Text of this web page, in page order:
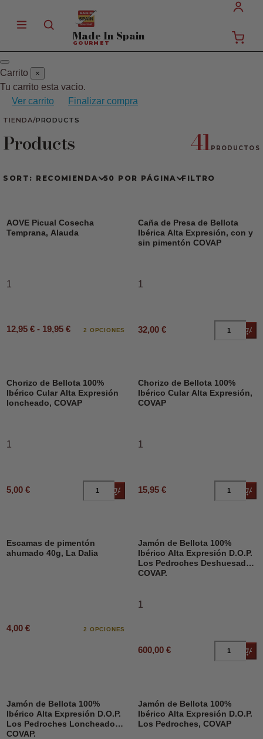
Made In Spain
GOURMET
Carrito ×
Tu carrito esta vacio.
Ver carrito
Finalizar compra
TIENDA/PRODUCTS
Products 41PRODUCTOS
SORT: RECOMIENDA 50 POR PÁGINA FILTRO
AOVE Picual Cosecha
Temprana, Alauda
1
12,95 € - 19,95 € 2 OPCIONES
Caña de Presa de Bellota
Ibérica Alta Expresión, con y
sin pimentón COVAP
1
32,00 €
Chorizo de Bellota 100%
Ibérico Cular Alta Expresión
loncheado, COVAP
1
5,00 € Añadir al carrito
Chorizo de Bellota 100%
Ibérico Cular Alta Expresión,
COVAP
1
15,95 €
Escamas de pimentón
ahumado 40g, La Dalia
4,00 € 2 OPCIONES
Jamón de Bellota 100%
Ibérico Alta Expresión D.O.P.
Los Pedroches Deshuesado,
COVAP.
1
600,00 €
Jamón de Bellota 100%
Ibérico Alta Expresión D.O.P.
Los Pedroches Loncheado,
COVAP.
Jamón de Bellota 100%
Ibérico Alta Expresión D.O.P.
Los Pedroches, COVAP